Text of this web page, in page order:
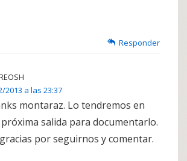
Responder
2013 a las 23:37
montaraz. Lo tendremos en
salida para documentarlo.
por seguirnos y comentar.